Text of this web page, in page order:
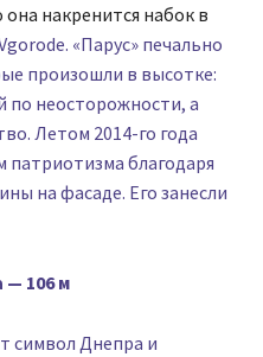
накренится набок в
«Парус» печально
произошли в высотке:
по неосторожности, а
Летом 2014-го года
патриотизма благодаря
на фасаде. Его занесли
106 м
символ Днепра и